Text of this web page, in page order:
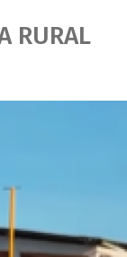
RURAL